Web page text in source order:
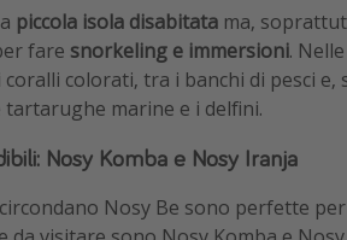
piccola isola disabitata ma,
fare snorkeling e immersioni.
colorati, tra i banchi di pesci
marine e i delfini.
Nosy Komba e Nosy Iranja
Nosy Be sono perfette